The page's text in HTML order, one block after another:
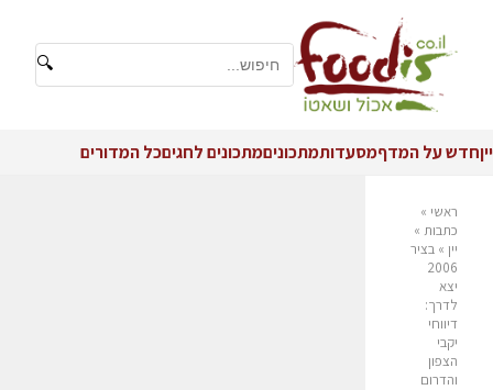
🔍
ייןחדש על המדףמסעדותמתכוניםמתכונים לחגיםכל המדורים
ראשי »
כתבות »
יין » בציר
2006
יצא
לדרך:
דיווחי
יקבי
הצפון
והדרום